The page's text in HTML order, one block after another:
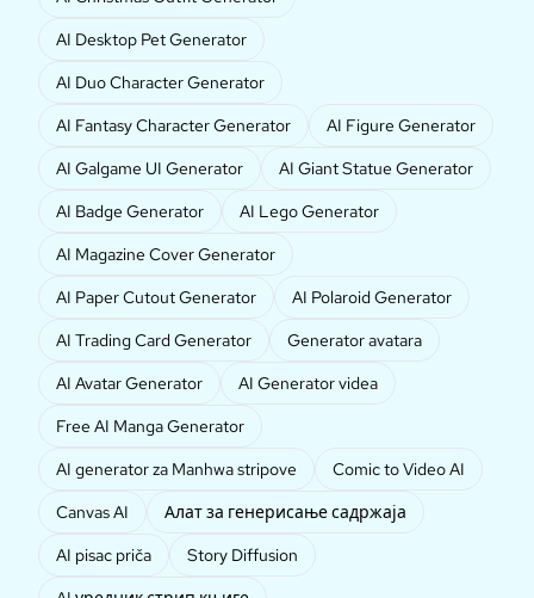
AI Desktop Pet Generator
AI Duo Character Generator
AI Fantasy Character Generator
AI Figure Generator
AI Galgame UI Generator
AI Giant Statue Generator
AI Badge Generator
AI Lego Generator
AI Magazine Cover Generator
AI Paper Cutout Generator
AI Polaroid Generator
AI Trading Card Generator
Generator avatara
AI Avatar Generator
AI Generator videa
Free AI Manga Generator
AI generator za Manhwa stripove
Comic to Video AI
Canvas AI
Алат за генерисање садржаја
AI pisac priča
Story Diffusion